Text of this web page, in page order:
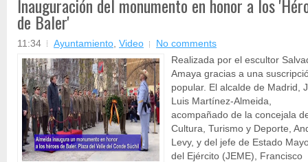
Inauguración del monumento en honor a los
de Baler'
11:34 Ayuntamiento, Video
No comments
Realizada por el escultor
Amaya gracias a una
popular. El alcalde de Madrid,
Luis Martínez-Almeida,
acompañado de la concejala
Cultura, Turismo y Deporte,
Levy, y del jefe de Estado
del Ejército (JEME), Francisco